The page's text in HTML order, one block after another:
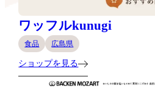
ワッフルkunugi
食品 広島県
ショップを見る